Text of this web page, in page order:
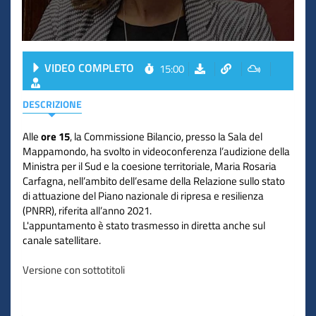
VIDEO COMPLETO 15:00
DESCRIZIONE
Alleore 15, la Commissione Bilancio, presso la Sala del
Mappamondo, ha svolto in videoconferenza l’audizione della
Ministra per il Sud e la coesione territoriale, Maria Rosaria
Carfagna, nell’ambito dell’esame della Relazione sullo stato
di attuazione del Piano nazionale di ripresa e resilienza
(PNRR), riferita all’anno 2021.
L'appuntamento è stato trasmesso in diretta anche sul
canale satellitare.
Versione con sottotitoli